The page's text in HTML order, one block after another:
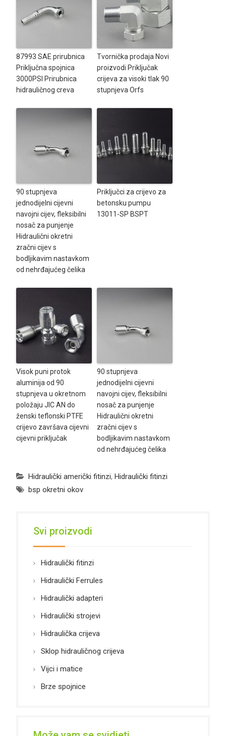
87993 SAE prirubnica
Priključna spojnica
3000PSI Prirubnica
hidrauličnog creva
Tvornička prodaja Novi
proizvodi Priključak
crijeva za visoki tlak 90
stupnjeva Orfs
90 stupnjeva
jednodijelni cijevni
navojni cijev, fleksibilni
nosač za punjenje
Hidraulični okretni
zračni cijev s
bodljikavim nastavkom
od nehrđajućeg čelika
Priključci za crijevo za
betonsku pumpu
13011-SP BSPT
Visok puni protok
aluminija od 90
stupnjeva u okretnom
položaju JIC AN do
ženski teflonski PTFE
crijevo završava cijevni
cijevni priključak
90 stupnjeva
jednodijelni cijevni
navojni cijev, fleksibilni
nosač za punjenje
Hidraulični okretni
zračni cijev s
bodljikavim nastavkom
od nehrđajućeg čelika
Hidraulički američki fitinzi, Hidraulički fitinzi
bsp okretni okov
Svi proizvodi
Hidraulički fitinzi
Hidraulički Ferrules
Hidraulički adapteri
Hidraulički strojevi
Hidraulička crijeva
Sklop hidrauličnog crijeva
Vijci i matice
Brze spojnice